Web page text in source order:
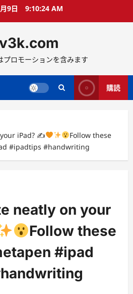
9日 9:10:25 AM
プロモーションを含みます
購読
iPad? ✍
Follow these
#ipadtips #handwriting
neatly on your
Follow these
#ipad